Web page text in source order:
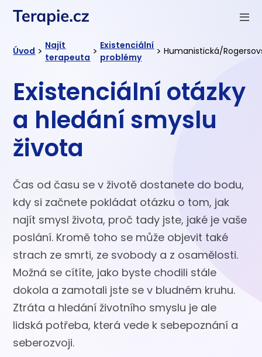
Úvod > Najít
terapeuta > Existenciální
problémy
> Humanistická/
Existenciální otázky
a hledání smyslu
života
Čas od času se v životě dostanete do bodu,
kdy si začnete pokládat otázku o tom, jak
najít smysl života, proč tady jste, jaké je vaše
poslání. Kromě toho se může objevit také
strach ze smrti, ze svobody a z osamělosti.
Možná se cítíte, jako byste chodili stále
dokola a zamotali jste se v bludném kruhu.
Ztráta a hledání životního smyslu je ale
lidská potřeba, která vede k sebepoznání a
seberozvoji.